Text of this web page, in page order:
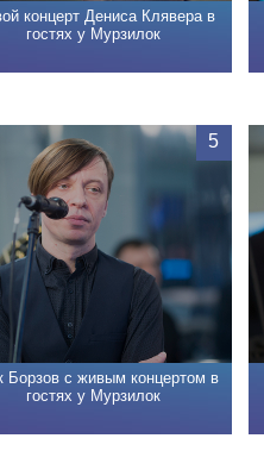
концерт Дениса Клявера в
гостях у Мурзилок
Борзов с живым концертом в
гостях у Мурзилок
5